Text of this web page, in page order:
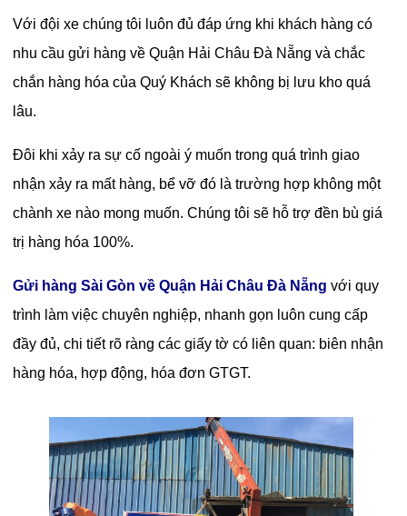
Với đội xe chúng tôi luôn đủ đáp ứng khi khách hàng có
nhu cầu gửi hàng về Quận Hải Châu Đà Nẵng và chắc
chắn hàng hóa của Quý Khách sẽ không bị lưu kho quá
lâu.
Đôi khi xảy ra sự cố ngoài ý muốn trong quá trình giao
nhận xảy ra mất hàng, bể vỡ đó là trường hợp không một
chành xe nào mong muốn. Chúng tôi sẽ hỗ trợ đền bù giá
trị hàng hóa 100%.
Gửi hàng Sài Gòn về Quận Hải Châu Đà Nẵng với quy
trình làm việc chuyên nghiệp, nhanh gọn luôn cung cấp
đầy đủ, chi tiết rõ ràng các giấy tờ có liên quan: biên nhận
hàng hóa, hợp động, hóa đơn GTGT.